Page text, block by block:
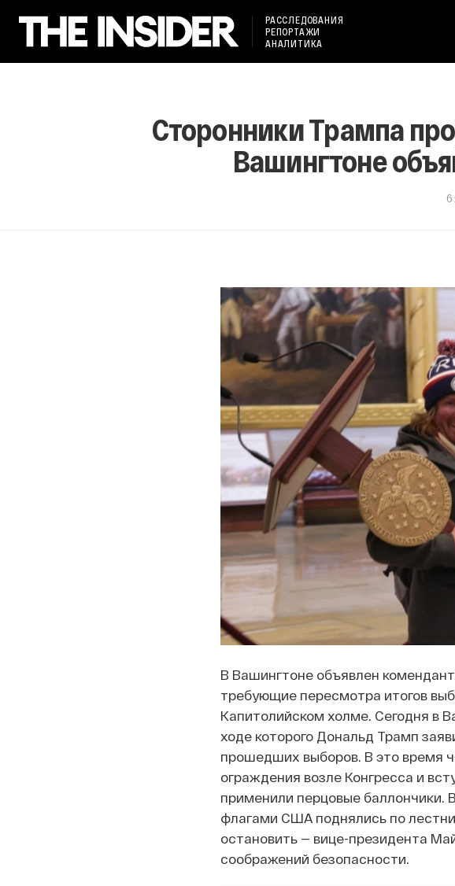
РАССЛЕДОВАНИЯ
РЕПОРТАЖИ
АНАЛИТИКА
Сторонники Трампа
Вашингтоне
6
В Вашингтоне объявлен
требующие пересмотра итогов
Капитолийском холме. Сегодня в
ходе которого Дональд Трамп
прошедших выборов. В это время
ограждения возле Конгресса и
применили перцовые баллончики.
флагами США поднялись по
остановить — вице-президента
соображений безопасности.